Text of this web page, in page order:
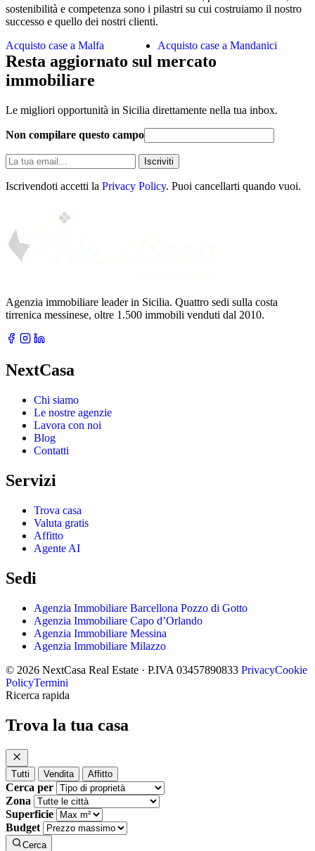
sostenibilità e competenza sono i pilastri su cui costruiamo il nostro
successo e quello dei nostri clienti.
Acquisto case a Malfa
Acquisto case a Mandanici
Resta aggiornato sul mercato
immobiliare
Le migliori opportunità in Sicilia direttamente nella tua inbox.
Non compilare questo campo
La
tua
email
Iscriviti
Iscrivendoti accetti la Privacy Policy. Puoi cancellarti quando vuoi.
Agenzia immobiliare leader in Sicilia. Quattro sedi sulla costa
tirrenica messinese, oltre 1.500 immobili venduti dal 2010.
NextCasa
Chi siamo
Le nostre agenzie
Lavora con noi
Blog
Contatti
Servizi
Trova casa
Valuta gratis
Affitto
Agente AI
Sedi
Agenzia Immobiliare Barcellona Pozzo di Gotto
Agenzia Immobiliare Capo d’Orlando
Agenzia Immobiliare Messina
Agenzia Immobiliare Milazzo
© 2026 NextCasa Real Estate · P.IVA 03457890833 PrivacyCookie
PolicyTermini
Ricerca rapida
Trova la tua casa
Tutti Vendita Affitto
Cerca per
Zona
Superficie
Budget
Cerca